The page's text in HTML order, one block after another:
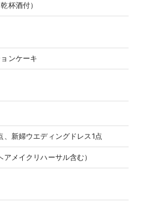
杯酒付）
ンケーキ
、新婦ウエディングドレス1点
メイクリハーサル含む）